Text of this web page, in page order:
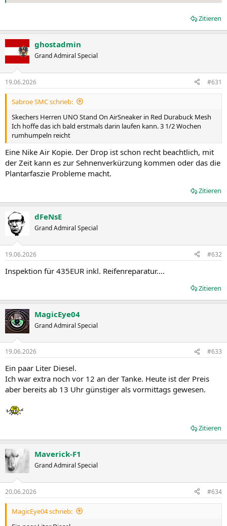
Zitieren
ghostadmin
Grand Admiral Special
19.06.2026 #631
Sabroe SMC schrieb:
Skechers Herren UNO Stand On AirSneaker in Red Durabuck Mesh
Ich hoffe das ich bald erstmals darin laufen kann. 3 1/2 Wochen
rumhumpeln reicht
Eine Nike Air Kopie. Der Drop ist schon recht beachtlich, mit
der Zeit kann es zur Sehnenverkürzung kommen oder das die
Plantarfaszie Probleme macht.
Zitieren
dFeNsE
Grand Admiral Special
19.06.2026 #632
Inspektion für 435EUR inkl. Reifenreparatur....
Zitieren
MagicEye04
Grand Admiral Special
19.06.2026 #633
Ein paar Liter Diesel.
Ich war extra noch vor 12 an der Tanke. Heute ist der Preis
aber bereits ab 13 Uhr günstiger als vormittags gewesen.
Zitieren
Maverick-F1
Grand Admiral Special
20.06.2026 #634
MagicEye04 schrieb: